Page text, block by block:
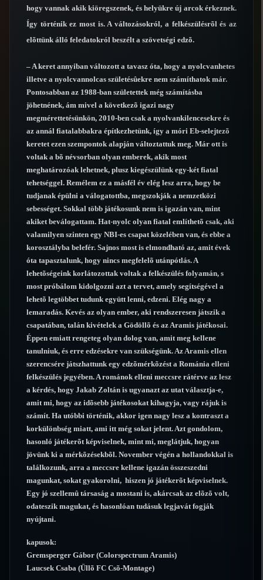
hogy vannak akik kiöregszenek, és helyükre új arcok érkeznek.
Így történik ez most is. A változásokról, a felkészülésrõl és az
elõttünk álló feledatokról beszélt a szövetségi edzõ.
– A keret annyiban változott a tavasz óta, hogy a nyolcvanhetes
illetve a nyolcvannolcas születésûekre nem számíthatok már.
Pontosabban az 1988-ban születettek még számításba
jöhetnének, ám mivel a következõ igazi nagy
megmérettetésünkön, 2010-ben csak a nyolvankilencesekre és
az annál fiatalabbakra építkezhetünk, így a móri Eb-selejtezõ
keretet ezen szempontok alapján változtattuk meg. Már ott is
voltak a bõ névsorban olyan emberek, akik most
meghatározóak lehetnek, plusz kiegészülünk egy-két fiatal
tehetséggel. Remélem ez a másfél év elég lesz arra, hogy be
tudjanak épülni a válogatottba, megszokják a nemzetközi
sebességet. Sokkal több játékosunk nem is igazán van, mint
akiket beválogattam. Hat-nyolc olyan fiatal említhetõ csak, aki
valamilyen szinten egy NBI-es csapat közelében van, és ebbe a
korosztályba belefér. Sajnos most is elmondható az, amit évek
óta tapasztalunk, hogy nincs megfelelõ utánpótlás. A
lehetõségeink korlátozottak voltak a felkészülés folyamán, s
most próbálom kidolgozni azt a tervet, amely segítségével a
lehetõ legtöbbet tudunk együtt lenni, edzeni. Elég nagy a
lemaradás. Kevés az olyan ember, aki rendszeresen játszik a
csapatában, talán kivételek a Gödöllõ és az Aramis játékosai.
Éppen emiatt rengeteg olyan dolog van, amit meg kellene
tanulniuk, és erre edzésekre van szükségünk. Az Aramis ellen
szerencsére játszhattunk egy edzõmérkõzést a Románia elleni
felkészülés jegyében. A románok elleni meccsre rátérve az lesz
a kérdés, hogy Jakab Zoltán is ugyanazt az utat választja-e,
amit mi, hogy az idõsebb játékosokat kihagyja, vagy rájuk is
számít. Ha utóbbi történik, akkor igen nagy lesz a kontraszt a
korkülönbség miatt, ami itt még sokat jelent. Azt gondolom,
hasonló játékerõt képviselnek, mint mi, meglátjuk, hogyan
jövünk ki a mérkõzésekbõl. November végén a hollandokkal is
találkozunk, arra a meccsre kellene igazán összeszedni
magunkat, sokat gyakorolni, hiszen jó játékerõt képviselnek.
Egy jó szellemû társaság a mostani is, akárcsak az elõzõ volt,
odateszik magukat, és hasonlóan tudásuk legjavát fogják
nyújtani.
kapusok:
Gremsperger Gábor (Colorspectrum Aramis)
Laucsek Csaba (Üllõ FC Csõ-Montage)